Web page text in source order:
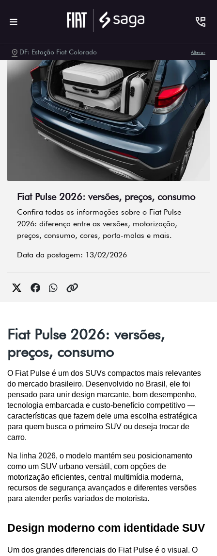
DF: Estação Fiat Colorado Alterar
Fiat Pulse 2026: versões, preços, consumo
Confira todas as informações sobre o Fiat Pulse
2026: diferença entre as versões, motorização,
preços, consumo, cores, porta-malas e mais.
Data da postagem: 13/02/2026
Fiat Pulse 2026: versões,
preços, consumo
O Fiat Pulse é um dos SUVs compactos mais relevantes
do mercado brasileiro. Desenvolvido no Brasil, ele foi
pensado para unir design marcante, bom desempenho,
tecnologia embarcada e custo-benefício competitivo —
características que fazem dele uma escolha estratégica
para quem busca o primeiro SUV ou deseja trocar de
carro.
Na linha 2026, o modelo mantém seu posicionamento
como um SUV urbano versátil, com opções de
motorização eficientes, central multimídia moderna,
recursos de segurança avançados e diferentes versões
para atender perfis variados de motorista.
Design moderno com identidade SUV
Um dos grandes diferenciais do Fiat Pulse é o visual. O